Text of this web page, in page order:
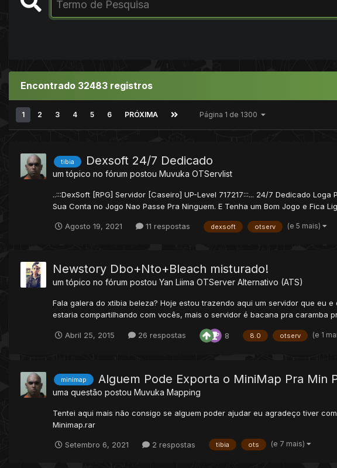
Encontrado 32483 registros
1 2 3 4 5 6 PRÓXIMA Página 1 de 1300
tibia Dexsoft 24/7 Dedicado
um tópico no fórum postou Muvuka OTServlist
..:::DexSoft [RPG] Servidor [Caseiro] UP-Level 717217:::... 24/7 Dedicado
Sua Conta no Jogo Nao Passe Pra Ninguem. E Tenha um Bom Jogo e Fica
Agosto 19, 2021 11 respostas dexsoft otserv (e 5 mais)
Newstory Dbo+Nto+Bleach misturado!
um tópico no fórum postou Yan Liima OTServer Alternativo (ATS)
Fala galera do xtibia beleza? Hoje estou trazendo aqui um servidor que eu
estaria compartilhando com vocês, mais o servidor é bacana pra caramba
Abril 25, 2015 26 respostas 8 8.0 otserv (e 1
minimap Alguem Pode Exporta o MiniMap Pra Min
uma questão postou Muvuka Mapping
Tentei aqui mais não consigo se alguem poder ajudar eu agradeço tiver
Minimap.rar
Setembro 6, 2021 2 respostas tibia ots (e 7 mais)